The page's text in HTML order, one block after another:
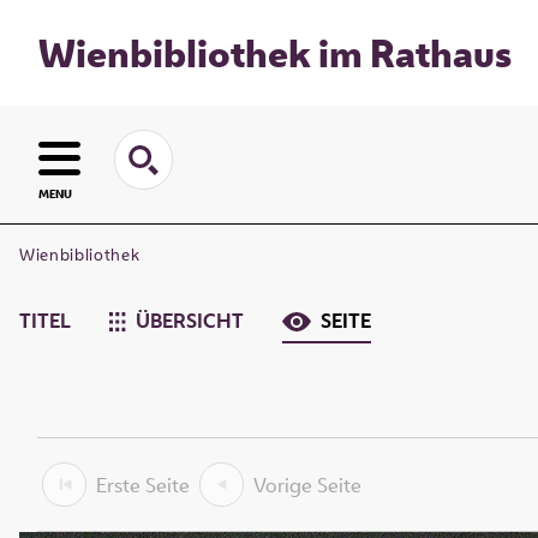
Wienbibliothek im Rathaus
MENU
Wienbibliothek
TITEL ÜBERSICHT SEITE
Erste Seite Vorige Seite